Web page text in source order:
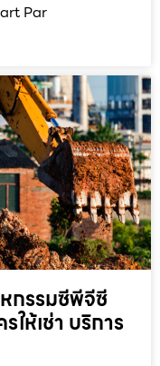
Par
กรรมซีพีจีซี
ให้เช่า บริการ